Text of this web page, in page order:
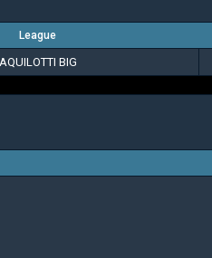
League
AQUILOTTI BIG